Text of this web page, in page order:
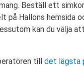
Beställ ett
på Hallons hemsida
kan du välja
till det lägsta